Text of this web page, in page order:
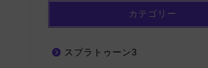
カテゴリー
スプラトゥーン3